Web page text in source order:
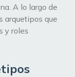
A lo largo de
arquetipos que
y roles